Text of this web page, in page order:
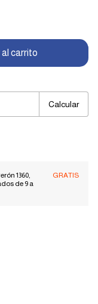
Calcular
1360,
de 9 a
GRATIS